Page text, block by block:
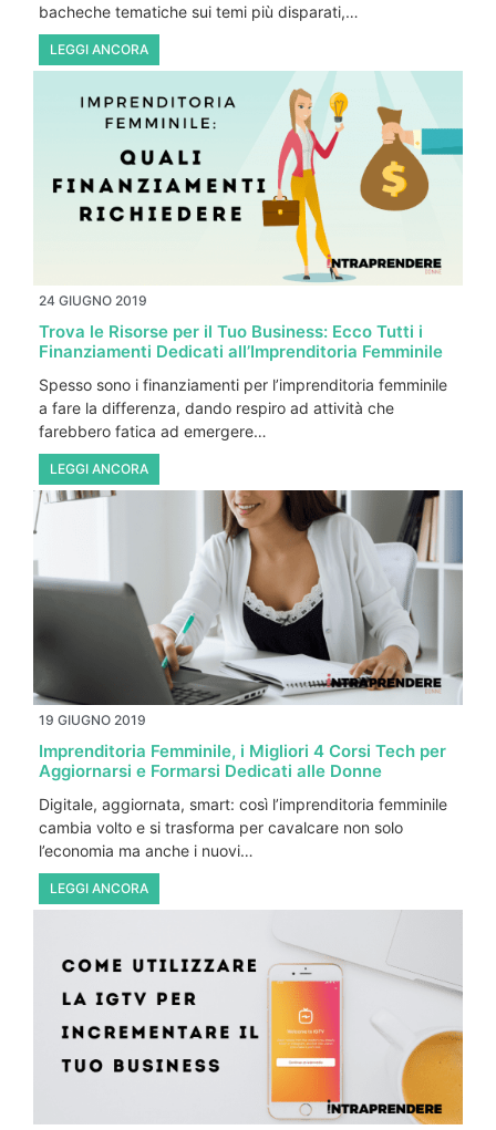
bacheche tematiche sui temi più disparati,…
LEGGI ANCORA
24 GIUGNO 2019
Trova le Risorse per il Tuo Business: Ecco Tutti i
Finanziamenti Dedicati all’Imprenditoria Femminile
Spesso sono i finanziamenti per l’imprenditoria femminile
a fare la differenza, dando respiro ad attività che
farebbero fatica ad emergere…
LEGGI ANCORA
19 GIUGNO 2019
Imprenditoria Femminile, i Migliori 4 Corsi Tech per
Aggiornarsi e Formarsi Dedicati alle Donne
Digitale, aggiornata, smart: così l’imprenditoria femminile
cambia volto e si trasforma per cavalcare non solo
l’economia ma anche i nuovi…
LEGGI ANCORA